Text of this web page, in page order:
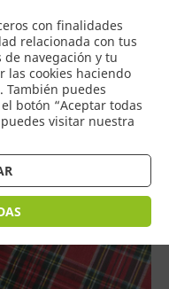
con finalidades
relacionada con tus
navegación y tu
las cookies haciendo
También puedes
botón “Aceptar todas
visitar nuestra
0
por precio